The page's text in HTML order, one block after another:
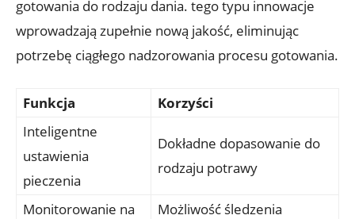
gotowania do rodzaju dania. tego typu innowacje
wprowadzają zupełnie nową jakość, eliminując
potrzebę ciągłego nadzorowania procesu gotowania.
Funkcja
Korzyści
Inteligentne
ustawienia
pieczenia
Dokładne dopasowanie do
rodzaju potrawy
Monitorowanie na
Możliwość śledzenia